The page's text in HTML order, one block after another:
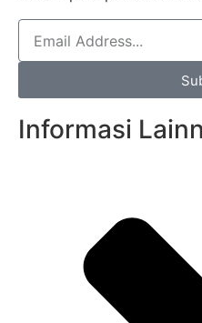
Informasi